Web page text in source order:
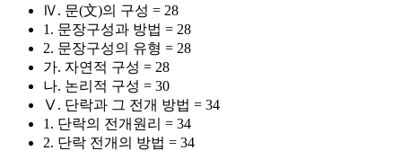
Ⅳ. 문(文)의 구성 = 28
1. 문장구성과 방법 = 28
2. 문장구성의 유형 = 28
가. 자연적 구성 = 28
나. 논리적 구성 = 30
Ⅴ. 단락과 그 전개 방법 = 34
1. 단락의 전개원리 = 34
2. 단락 전개의 방법 = 34